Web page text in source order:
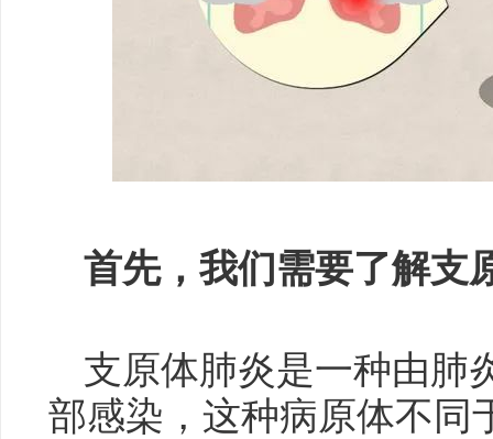
首先，我们需要了解支
支原体肺炎是一种由肺
部感染，这种病原体不同